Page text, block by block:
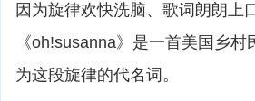
因为旋律欢快洗脑、歌词朗朗上
《oh!susanna》是一首美国乡
为这段旋律的代名词。